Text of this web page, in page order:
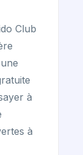
Club
à
à